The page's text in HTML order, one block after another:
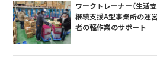
ワークトレーナー（生活
継続支援A型事業所の運
者の軽作業のサポート